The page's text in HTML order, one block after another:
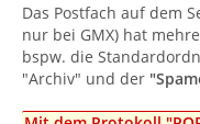
Das Postfach auf dem
nur bei GMX) hat
bspw. die
"Archiv" und der